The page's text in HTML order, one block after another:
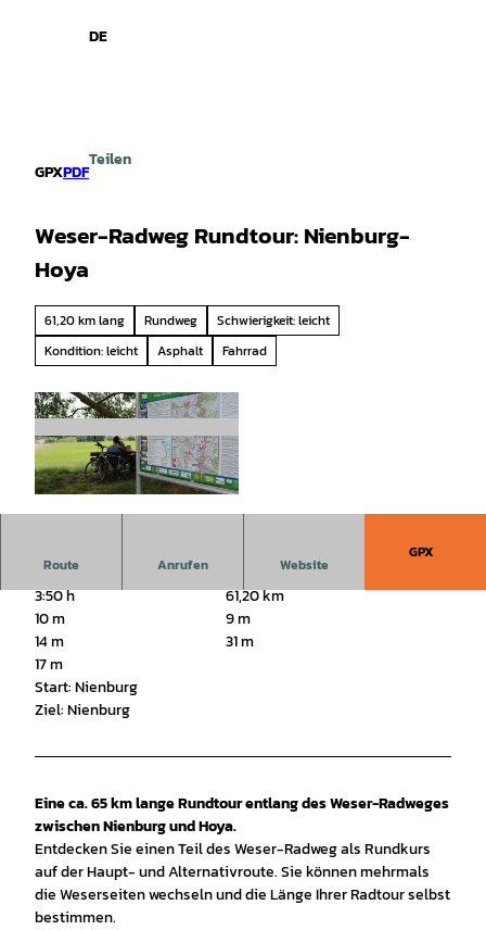
Gebärdensprache
DE
GPXPDF
Teilen
Weser-Radweg Rundtour: Nienburg-
Hoya
61,20 km lang Rundweg
Schwierigkeit: leicht
Kondition: leicht
Asphalt Fahrrad
Route Anrufen Website
GPX
3:50 h
61,20 km
10 m
9 m
14 m
31 m
17 m
Start: Nienburg
Ziel: Nienburg
Eine ca. 65 km lange Rundtour entlang des Weser-Radweges
zwischen Nienburg und Hoya.
Entdecken Sie einen Teil des Weser-Radweg als Rundkurs
auf der Haupt- und Alternativroute. Sie können mehrmals
die Weserseiten wechseln und die Länge Ihrer Radtour selbst
bestimmen.